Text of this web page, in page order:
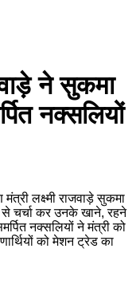
ने सुकमा
नक्सलियों
लक्ष्मी राजवाड़े सुकमा
से चर्चा कर उनके खाने, रहने
नक्सलियों ने मंत्री को
को मेशन ट्रेड का